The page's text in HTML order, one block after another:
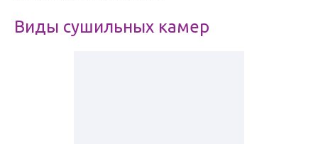
Виды сушильных камер